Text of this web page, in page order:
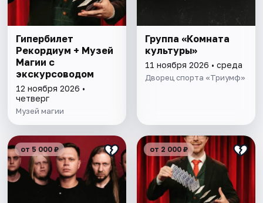
Гипербилет
Рекордиум + Музей
Магии с
экскурсоводом
12 ноября 2026 •
четверг
Музей магии
Группа «Комната
культуры»
11 ноября 2026 • среда
Дворец спорта «Триумф»
от 5 000 ₽ от 2 000 ₽